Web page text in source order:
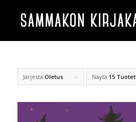
Järjestä Oletus Näytä 15